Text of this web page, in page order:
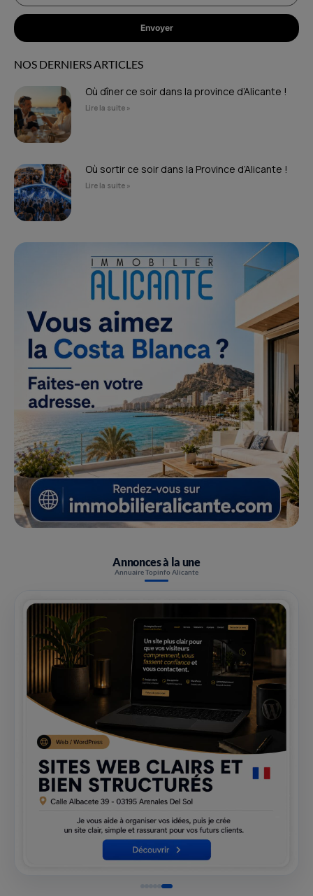
Envoyer
NOS DERNIERS ARTICLES
Où dîner ce soir dans la province d’Alicante !
Lire la suite »
Où sortir ce soir dans la Province d’Alicante !
Lire la suite »
Annonces à la une
Annuaire Topinfo Alicante